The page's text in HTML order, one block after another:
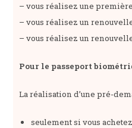
– vous réalisez une
– vous réalisez un
– vous réalisez un
Pour le passeport
La réalisation d’une pré-
seulement si vous